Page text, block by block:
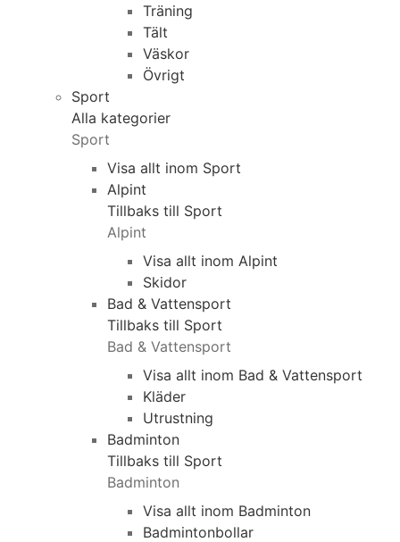
Träning
Tält
Väskor
Övrigt
Sport
Alla kategorier
Sport
Visa allt inom Sport
Alpint
Tillbaks till Sport
Alpint
Visa allt inom Alpint
Skidor
Bad & Vattensport
Tillbaks till Sport
Bad & Vattensport
Visa allt inom Bad & Vattensport
Kläder
Utrustning
Badminton
Tillbaks till Sport
Badminton
Visa allt inom Badminton
Badmintonbollar